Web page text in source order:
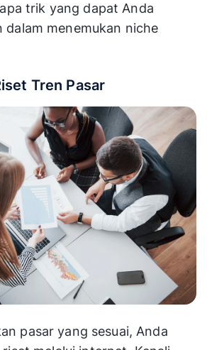
trik yang dapat Anda
dalam menemukan niche
Tren Pasar
pasar yang sesuai, Anda